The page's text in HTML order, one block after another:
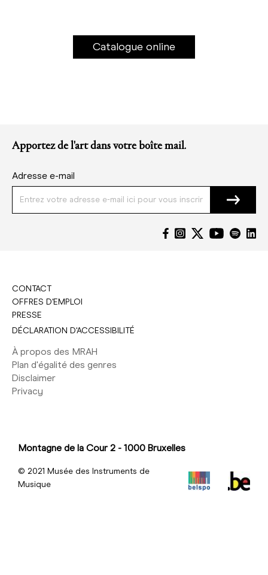
Catalogue online
Apportez de l'art dans votre boîte mail.
Adresse e-mail
CONTACT
OFFRES D'EMPLOI
PRESSE
DÉCLARATION D'ACCESSIBILITÉ
À propos des MRAH
Plan d'égalité des genres
Disclaimer
Privacy
Montagne de la Cour 2 - 1000 Bruxelles
© 2021 Musée des Instruments de
Musique